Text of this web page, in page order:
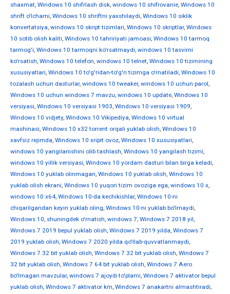
shaxmat, Windows 10 shifrlash disk, windows 10 shifrovanie, Windows 10
shrift o'lchami, Windows 10 shriftni yaxshilaydi, Windows 10 siklik
konvertatsiya, windows 10 skript tizimlari, Windows 10 skriptlar, Windows
10 sotib olish kaliti, Windows 10 tahririyati jamoasi, Windows 10 tarmoq
tarmog'i, Windows 10 tarmoqni ko'rsatmaydi, windows 10 tasvirni
ko'rsatish, Windows 10 telefon, windows 10 telnet, Windows 10 tizimining
xususiyatlari, Windows 10 to'g'ridan-to'g'ri tizimga o'rnatiladi, Windows 10
tozalash uchun dasturlar, windows 10 tweaker, windows 10 uchun parol,
Windows 10 uchun windows 7 mavzu, windows 10 update, Windows 10
versiyasi, Windows 10 versiyasi 1903, Windows 10 versiyasi 1909,
Windows 10 vidjety, Windows 10 Vikipediya, Windows 10 virtual
mashinasi, Windows 10 x32 torrent orqali yuklab olish, Windows 10
xavfsiz rejimda, Windows 10 xripit ovoz, Windows 10 xususiyatlari,
windows 10 yangilanishini olib tashlash, Windows 10 yangilash tizimi,
windows 10 yillik versiyasi, Windows 10 yordam dasturi bilan birga keladi,
Windows 10 yuklab olinmagan, Windows 10 yuklab olish, Windows 10
yuklab olish ekrani, Windows 10 yuqori tizim ovoziga ega, windows 10 х,
windows 10 х64, Windows 10-da kechikishlar, Windows 10-ni
chiqarilgandan keyin yuklab oling, Windows 10-ni yuklab bo'lmaydi,
Windows 10, shuningdek o'rnatish, windows 7, Windows 7 2018 yil,
Windows 7 2019 bepul yuklab olish, Windows 7 2019 yilda, Windows 7
2019 yuklab olish, Windows 7 2020 yilda qo'llab-quvvatlanmaydi,
Windows 7 32 bit yuklab olish, Windows 7 32 bit yuklab olish, Windows 7
32 bit yuklab olish, Windows 7 64 bit yuklab olish, Windows 7 Aero
bo'lmagan mavzular, windows 7 ajoyib to'plami, Windows 7 aktivator bepul
yuklab olish, Windows 7 aktivator km, Windows 7 anakartni almashtiradi,